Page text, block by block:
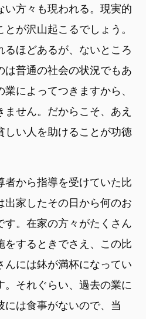
い方々も現われる。現実的
が沢山起こるでしょう。
るほどあるが、ないところ
は普通の社会の状況でもあ
によってつきますから、
せん。だからこそ、あえ
しい人を助けることが功徳
者から指導を受けていた比
出家したその日から何のお
す。在家の方々がたくさん
をするときでさえ、この比
んには鉢が満杯になってい
。それぐらい、過去の業に
には食事がないので、当